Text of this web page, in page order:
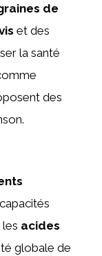
de
et des
la santé
des
acides
globale de